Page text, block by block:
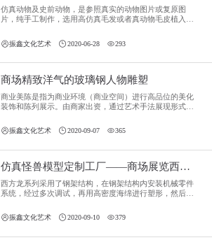
仿真动物及史前动物，是参照真实的动物图片或复原图
片，纯手工制作，选用高仿真毛发或者真动物毛皮植入皮
物。
振鑫文化艺术 2020-06-28 293
商场精致洋气的玻璃钢人物雕塑
商业美陈是指为商业环境（商业空间）进行高品位的美化
装饰和陈列展示。由商家出资，通过艺术手法展现形式，
可。
振鑫文化艺术 2020-09-07 365
仿真怪兽模型定制工厂——商场展览西方龙
西方龙系列采用了钢架结构，在钢架结构内安装机械零件
系统，经过多次调试，再用高密度海绵进行塑形，然后用
最后处理眼睛和牙齿等细节。
振鑫文化艺术 2020-09-10 379